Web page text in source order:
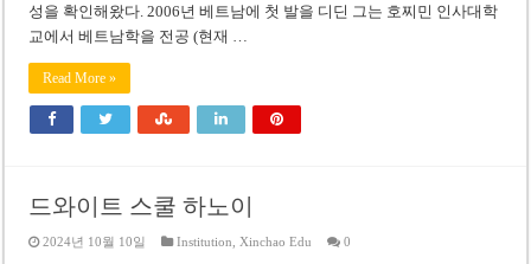
성을 확인해왔다. 2006년 베트남에 첫 발을 디딘 그는 호찌민 인사대학
교에서 베트남학을 전공 (현재 …
Read More »
드와이트 스쿨 하노이
2024년 10월 10일 Institution Xinchao Edu 0